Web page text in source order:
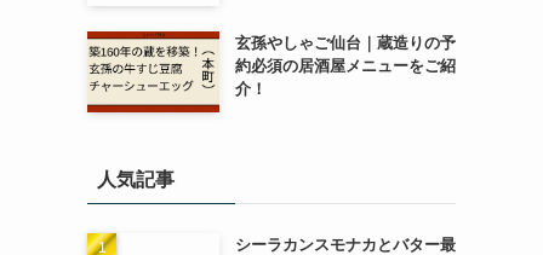
玄孫やしゃご仙台｜蔵造りの予
約必須の居酒屋メニューをご紹
介！
人気記事
シーラカンスモナカとバター最